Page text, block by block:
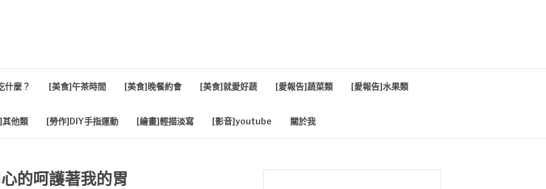
什麼？ [美食]午茶時間 [美食]晚餐約會 [美食]就愛好蔬 [愛報告]蔬菜類 [愛報告]水果類
他類 [勞作]DIY手指運動 [繪畫]輕描淡寫 [影音]youtube 關於我
的呵護著我的胃